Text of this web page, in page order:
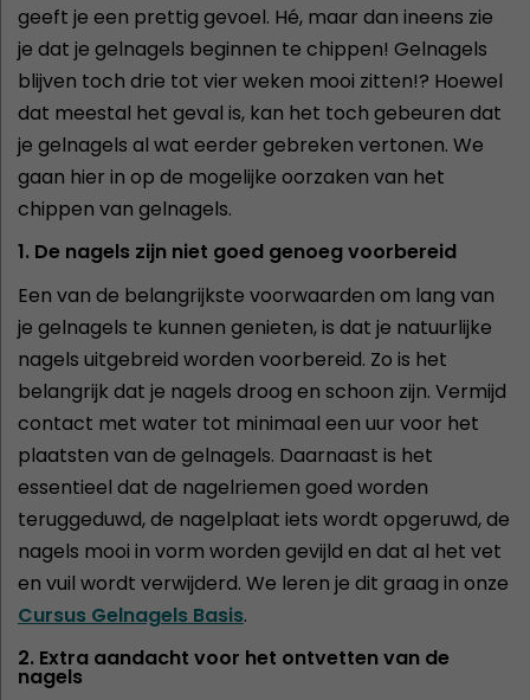
geeft je een prettig gevoel. Hé, maar dan ineens zie
je dat je gelnagels beginnen te chippen! Gelnagels
blijven toch drie tot vier weken mooi zitten!? Hoewel
dat meestal het geval is, kan het toch gebeuren dat
je gelnagels al wat eerder gebreken vertonen. We
gaan hier in op de mogelijke oorzaken van het
chippen van gelnagels.
1. De nagels zijn niet goed genoeg voorbereid
Een van de belangrijkste voorwaarden om lang van
je gelnagels te kunnen genieten, is dat je natuurlijke
nagels uitgebreid worden voorbereid. Zo is het
belangrijk dat je nagels droog en schoon zijn. Vermijd
contact met water tot minimaal een uur voor het
plaatsten van de gelnagels. Daarnaast is het
essentieel dat de nagelriemen goed worden
teruggeduwd, de nagelplaat iets wordt opgeruwd, de
nagels mooi in vorm worden gevijld en dat al het vet
en vuil wordt verwijderd. We leren je dit graag in onze
Cursus Gelnagels Basis.
2. Extra aandacht voor het ontvetten van de
nagels